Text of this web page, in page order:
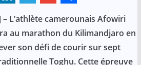
T
e
l
e
G
m
a
i
S
h
a
r
– L’athlète camerounais Afowiri
au marathon du Kilimandjaro en
son défi de courir sur sept
Toghu. Cette épreuve